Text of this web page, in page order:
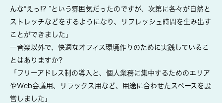
んな“えっ!? ”という雰囲気だったのですが、次第に各々が自然と
ストレッチなどをするようになり、リフレッシュ時間を生み出す
ことができました」
―音楽以外で、快適なオフィス環境作りのために実践しているこ
とはありますか?
「フリーアドレス制の導入と、個人業務に集中するためのエリア
やWeb会議用、リラックス用など、用途に合わせたスペースを設
営しました」